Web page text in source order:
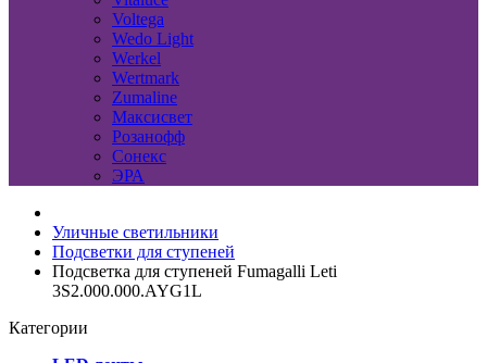
Voltega
Wedo Light
Werkel
Wertmark
Zumaline
Максисвет
Розанофф
Сонекс
ЭРА
Уличные светильники
Подсветки для ступеней
Подсветка для ступеней Fumagalli Leti
3S2.000.000.AYG1L
Категории